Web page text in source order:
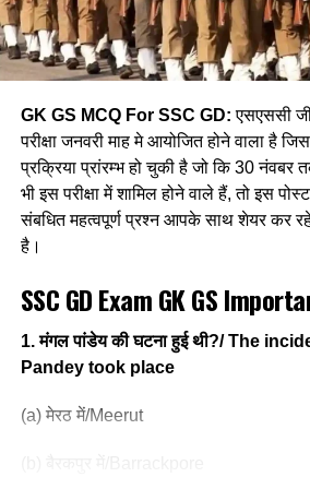
Ans- c
कक्ष या सदन होते हैं।
……………. system of government
two separate houses/ chambers
legislature.
(B) एकसदनीय / unicameral
(C) त्रिसदनीय / Tricameral
(D) चतुर्थसदनीय / quadricameral
Ans- a
[3] हाल ही में किसने विश्व पहेली चैंपियनशिप
(a) महेंद्र शर्मा
(b) राकेश जोशी
(c) गिरीश कुमार
(d) प्रसन्ना शेषाद्रि
Ans- d
सबसे बड़ी पवन टर्बाइन स्थापित की गई है?
GK GS MCQ For SSC GD:एसएससी
परीक्षा जनवरी माह मे आयोजित होने वाला है
प्रक्रिया प्रांरम्भ हो चुकी है जो कि 30 नंवबर
भी इस परीक्षा में शामिल होने वाले हैं, तो इस
संबधित महत्वपूर्ण प्रश्न आपके साथ शेयर कर
है।
SSC GD Exam GK GS
1. मंगल पांडेय की घटना हुई थी?/ The
Pandey took place
(a) मेरठ में/Meerut